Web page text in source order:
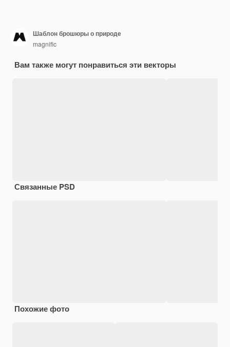
Шаблон брошюры о природе
magnific
Вам также могут понравиться эти векторы
Связанные PSD
Похожие фото